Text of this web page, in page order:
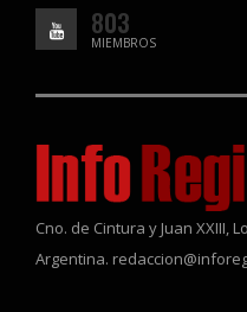
803
MIEMBROS
Cno. de Cintura y Juan XXIII,
Argentina.